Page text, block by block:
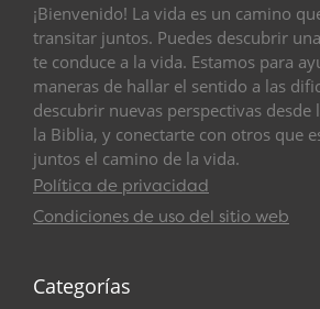
¡Bienvenido! La vida es un camino
transitar juntos. Puedes descubrir
te conduce a la vida. Estamos para
maneras de hallar el sentido a las
descubrir nuevas perspectivas desde
la Biblia, y conectarte con otros que
juntos el camino de la vida.
Política de privacidad
Condiciones de uso del sitio web
Categorías